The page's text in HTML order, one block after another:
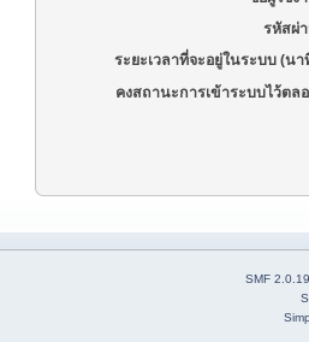
รหัสผ่
ระยะเวลาที่จะอยู่ในระบบ (นา
คงสถานะการเข้าระบบไว้ตล
SMF 2.0.19